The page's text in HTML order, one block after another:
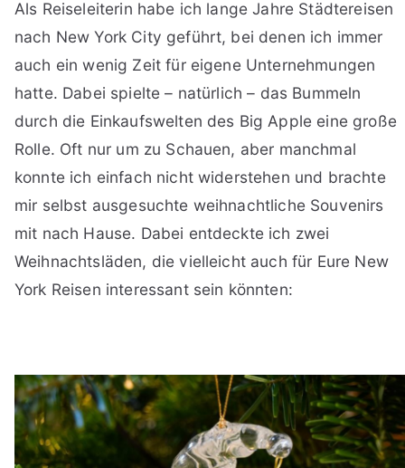
Als Reiseleiterin habe ich lange Jahre Städtereisen
nach New York City geführt, bei denen ich immer
auch ein wenig Zeit für eigene Unternehmungen
hatte. Dabei spielte – natürlich – das Bummeln
durch die Einkaufswelten des Big Apple eine große
Rolle. Oft nur um zu Schauen, aber manchmal
konnte ich einfach nicht widerstehen und brachte
mir selbst ausgesuchte weihnachtliche Souvenirs
mit nach Hause. Dabei entdeckte ich zwei
Weihnachtsläden, die vielleicht auch für Eure New
York Reisen interessant sein könnten: